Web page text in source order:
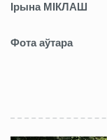
Ірына МІКЛАШ
Фота аўтара